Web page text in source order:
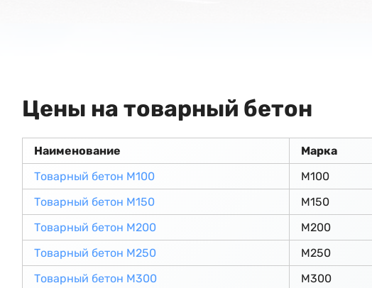
Цены на товарный бетон
Наименование Марка
Товарный бетон М100
М100
Товарный бетон М150
М150
Товарный бетон М200
М200
Товарный бетон М250
М250
Товарный бетон М300
М300